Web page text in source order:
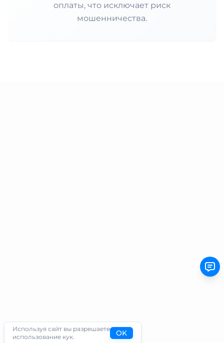
оплаты, что исключает риск
мошенничества.
Используя сайт вы разрешаете
использование кук.
OK